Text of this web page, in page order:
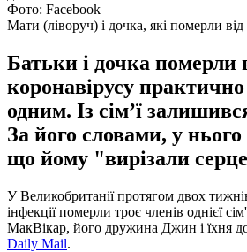
Фото: Facebook
Мати (ліворуч) і дочка, які померли від
Батьки і дочка померли
коронавірусу
одним. Із сім’ї
За його словами, у нього
що йому "вирізали
У Великобританії протягом двох
інфекції померли троє членів однієї
МакВікар, його дружина Джин і їхня
Daily Mail.